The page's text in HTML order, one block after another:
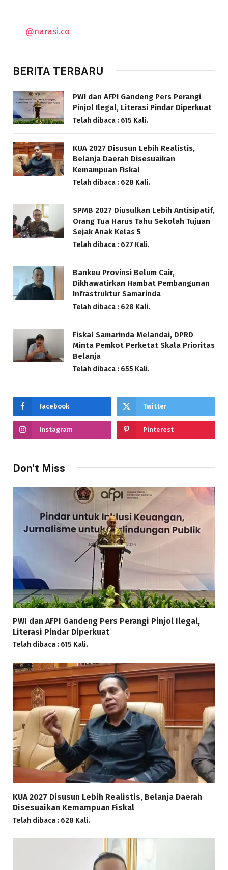
@narasi.co
BERITA TERBARU
PWI dan AFPI Gandeng Pers Perangi
Pinjol Ilegal, Literasi Pindar Diperkuat
Telah dibaca : 615 Kali.
KUA 2027 Disusun Lebih Realistis,
Belanja Daerah Disesuaikan
Kemampuan Fiskal
Telah dibaca : 628 Kali.
SPMB 2027 Diusulkan Lebih Antisipatif,
Orang Tua Harus Tahu Sekolah Tujuan
Sejak Anak Kelas 5
Telah dibaca : 627 Kali.
Bankeu Provinsi Belum Cair,
Dikhawatirkan Hambat Pembangunan
Infrastruktur Samarinda
Telah dibaca : 628 Kali.
Fiskal Samarinda Melandai, DPRD
Minta Pemkot Perketat Skala Prioritas
Belanja
Telah dibaca : 655 Kali.
Facebook Twitter
Instagram Pinterest
Don't Miss
PWI dan AFPI Gandeng Pers Perangi Pinjol Ilegal,
Literasi Pindar Diperkuat
Telah dibaca : 615 Kali.
KUA 2027 Disusun Lebih Realistis, Belanja Daerah
Disesuaikan Kemampuan Fiskal
Telah dibaca : 628 Kali.